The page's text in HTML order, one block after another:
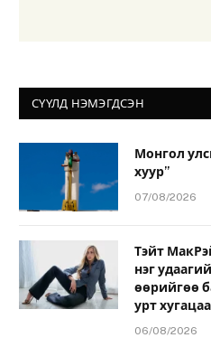
СҮҮЛД НЭМЭГДСЭН
Монгол
хуур”
07/08/2026
Тэйт
нэг
өөрийгөө
урт
06/08/2026